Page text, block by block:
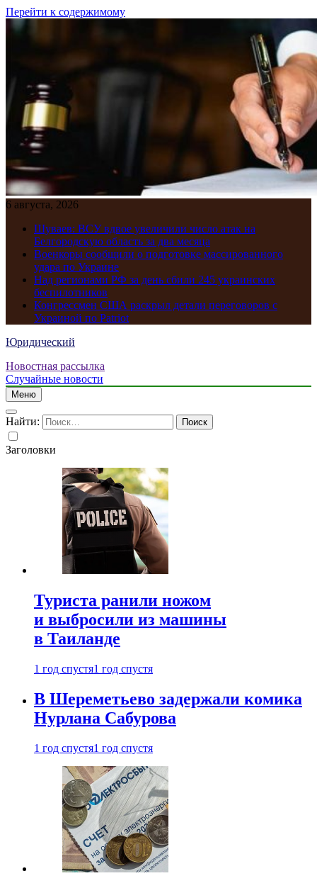
Перейти к содержимому
6 августа, 2026
Шуваев: ВСУ вдвое увеличили число атак на
Белгородскую область за два месяца
Военкоры сообщили о подготовке массированного
удара по Украине
Над регионами РФ за день сбили 245 украинских
беспилотников
Конгрессмен США раскрыл детали переговоров с
Украиной по Patriot
Юридический
Новостная рассылка
Случайные новости
Меню
Найти:
Заголовки
Туриста ранили ножом
и выбросили из машины
в Таиланде
1 год спустя1 год спустя
В Шереметьево задержали комика
Нурлана Сабурова
1 год спустя1 год спустя